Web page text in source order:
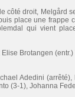
côté droit, Melgård
place une frappe
qui vient
Brotangen
Adedini
(3-1), Johanna